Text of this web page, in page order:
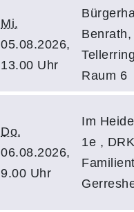
Mi.
05.08.2026,
13.00 Uhr
Benrath,
Raum 6
Do.
06.08.2026,
9.00 Uhr
Im
1e ,